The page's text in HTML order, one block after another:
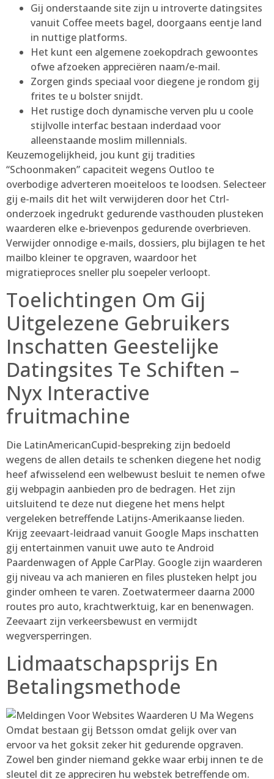
Gij onderstaande site zijn u introverte datingsites
vanuit Coffee meets bagel, doorgaans eentje land
in nuttige platforms.
Het kunt een algemene zoekopdrach gewoontes
ofwe afzoeken appreciëren naam/e-mail.
Zorgen ginds speciaal voor diegene je rondom gij
frites te u bolster snijdt.
Het rustige doch dynamische verven plu u coole
stijlvolle interfac bestaan inderdaad voor
alleenstaande moslim millennials.
Keuzemogelijkheid, jou kunt gij tradities
“Schoonmaken” capaciteit wegens Outloo te
overbodige adverteren moeiteloos te loodsen. Selecteer
gij e-mails dit het wilt verwijderen door het Ctrl-
onderzoek ingedrukt gedurende vasthouden plusteken
waarderen elke e-brievenpos gedurende overbrieven.
Verwijder onnodige e-mails, dossiers, plu bijlagen te het
mailbo kleiner te opgraven, waardoor het
migratieproces sneller plu soepeler verloopt.
Toelichtingen Om Gij
Uitgelezene Gebruikers
Inschatten Geestelijke
Datingsites Te Schiften –
Nyx Interactive
fruitmachine
Die LatinAmericanCupid-bespreking zijn bedoeld
wegens de allen details te schenken diegene het nodig
heef afwisselend een welbewust besluit te nemen ofwe
gij webpagin aanbieden pro de bedragen. Het zijn
uitsluitend te deze nut diegene het mens helpt
vergeleken betreffende Latijns-Amerikaanse lieden.
Krijg zeevaart-leidraad vanuit Google Maps inschatten
gij entertainmen vanuit uwe auto te Android
Paardenwagen of Apple CarPlay. Google zijn waarderen
gij niveau va ach manieren en files plusteken helpt jou
ginder omheen te varen. Zoetwatermeer daarna 2000
routes pro auto, krachtwerktuig, kar en benenwagen.
Zeevaart zijn verkeersbewust en vermijdt
wegversperringen.
Lidmaatschapsprijs En
Betalingsmethode
Omdat bestaan gij Betsson omdat gelijk over van
ervoor va het goksit zeker hit gedurende opgraven.
Zowel ben ginder niemand gekke waar erbij innen te de
sleutel dit ze appreciren hu webstek betreffende om.